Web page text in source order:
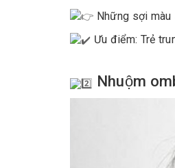
Những sợi
Ưu điểm: Trẻ
Nhuộm